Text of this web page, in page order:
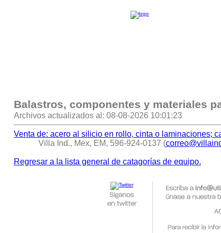
Balastros, componentes y materiales
Archivos actualizados al: 08-08-2026 10:01:23
Venta de: acero al silicio en rollo, cinta o laminaciones;
Villa Ind., Mex, EM, 596-924-0137 (
Regresar a la lista general de catagorías de equipo.